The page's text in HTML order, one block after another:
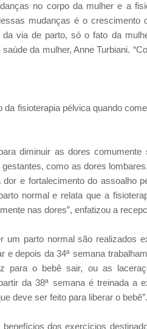
no corpo da mulher e a
mudanças é o crescimento
da via de parto, só o fato da
da mulher, Anne Turbiani.
da fisioterapia pélvica quando
diminuir as dores comumente
como as dores
e fortalecimento do assoalho
normal e relata que a
nas dores”, enfatizou a
um parto normal são realizados
e depois da 34ª semana
para o bebê sair, ou as
da 38ª semana é treinada
deve ser feito para liberar o bebê”.
dos exercícios